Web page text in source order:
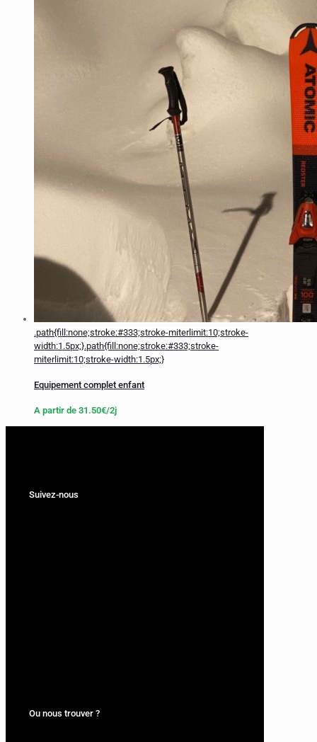
.path{fill:none;stroke:#333;stroke-miterlimit:10;stroke-
width:1.5px;}.path{fill:none;stroke:#333;stroke-
miterlimit:10;stroke-width:1.5px;}
Equipement complet enfant
A partir de 31.50€/2j
Suivez-nous
Ou nous trouver ?